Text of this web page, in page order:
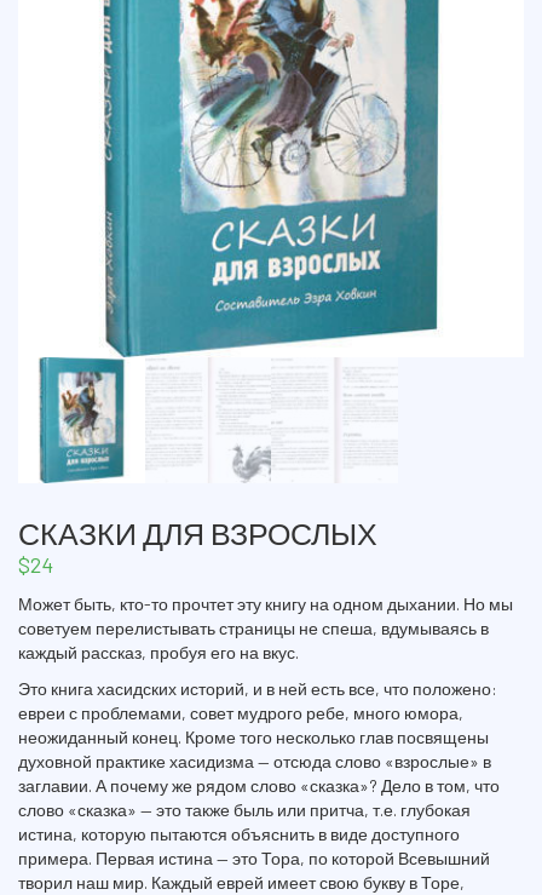
СКАЗКИ ДЛЯ ВЗРОСЛЫХ
$24
Может быть, кто-то прочтет эту книгу на одном дыхании. Но мы
советуем перелистывать страницы не спеша, вдумываясь в
каждый рассказ, пробуя его на вкус.
Это книга хасидских историй, и в ней есть все, что положено:
евреи с проблемами, совет мудрого ребе, много юмора,
неожиданный конец. Кроме того несколько глав посвящены
духовной практике хасидизма — отсюда слово «взрослые» в
заглавии. А почему же рядом слово «сказка»? Дело в том, что
слово «сказка» — это также быль или притча, т.е. глубокая
истина, которую пытаются объяснить в виде доступного
примера. Первая истина — это Тора, по которой Всевышний
творил наш мир. Каждый еврей имеет свою букву в Торе,